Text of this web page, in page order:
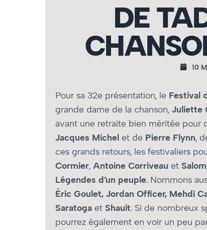
DE
10
Pour sa 32e présentation, le Festival
grande dame de la chanson, Juliette
avant une retraite bien méritée pour
Jacques Michel et de Pierre Flynn,
ces grands retours, les festivaliers
Cormier, Antoine Corriveau et
Légendes d’un peuple. Nommons
Éric Goulet, Jordan Officer, Mehdi
Saratoga et Shauit. Si de nombreux
pourrez également en voir un peu